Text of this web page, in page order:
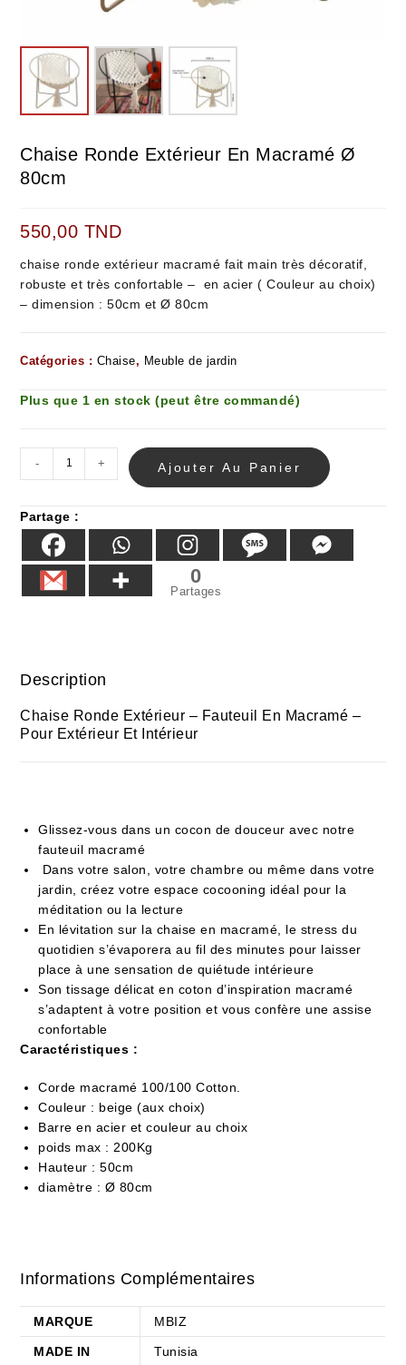
Chaise Ronde Extérieur En Macramé Ø
80cm
550,00 TND
chaise ronde extérieur macramé fait main très décoratif,
robuste et très confortable – en acier ( Couleur au choix)
– dimension : 50cm et Ø 80cm
Catégories : Chaise, Meuble de jardin
Plus que 1 en stock (peut être commandé)
- + Ajouter Au Panier
Partage :
0
Partages
Description
Chaise Ronde Extérieur – Fauteuil En Macramé –
Pour Extérieur Et Intérieur
Glissez-vous dans un cocon de douceur avec notre
fauteuil macramé
Dans votre salon, votre chambre ou même dans votre
jardin, créez votre espace cocooning idéal pour la
méditation ou la lecture
En lévitation sur la chaise en macramé, le stress du
quotidien s’évaporera au fil des minutes pour laisser
place à une sensation de quiétude intérieure
Son tissage délicat en coton d’inspiration macramé
s’adaptent à votre position et vous confère une assise
confortable
Caractéristiques :
Corde macramé 100/100 Cotton.
Couleur : beige (aux choix)
Barre en acier et couleur au choix
poids max : 200Kg
Hauteur : 50cm
diamètre : Ø 80cm
Informations Complémentaires
MARQUE MBIZ
MADE IN Tunisia